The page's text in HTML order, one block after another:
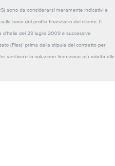
sono da considerarsi meramente indicativi e
base del profilo finanziario del cliente. Il
del 29 luglio 2009 e successive
(Pies)' prima della stipula del contratto per
verificare la soluzione finanziaria più adatta alle